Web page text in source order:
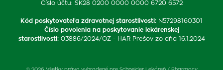
Číslo účtu: SK28 0200 0000 0000 6720 6572
Kód poskytovateľa zdravotnej starostlivosti: N57298160301
Číslo povolenia na poskytovanie lekárenskej
starostlivosti: 03886/2024/OZ - HAR Prešov zo dňa 16.1.2024